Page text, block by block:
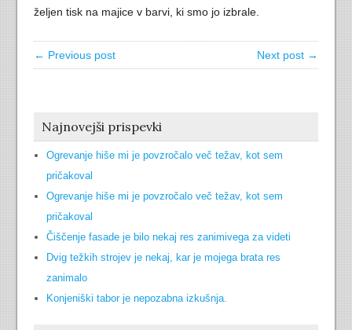
željen tisk na majice v barvi, ki smo jo izbrale.
← Previous post Next post →
Najnovejši prispevki
Ogrevanje hiše mi je povzročalo več težav, kot sem
pričakoval
Ogrevanje hiše mi je povzročalo več težav, kot sem
pričakoval
Čiščenje fasade je bilo nekaj res zanimivega za videti
Dvig težkih strojev je nekaj, kar je mojega brata res
zanimalo
Konjeniški tabor je nepozabna izkušnja.